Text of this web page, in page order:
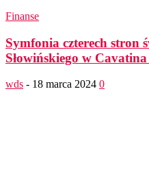
Finanse
Symfonia czterech stron
Słowińskiego w
wds - 18 marca 2024 0